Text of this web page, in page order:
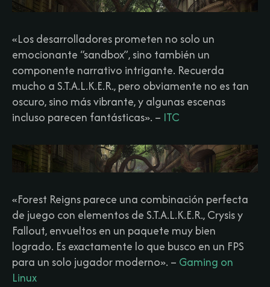
«Los desarrolladores prometen no solo un
emocionante “sandbox”, sino también un
componente narrativo intrigante. Recuerda
mucho a S.T.A.L.K.E.R., pero obviamente no es tan
oscuro, sino más vibrante, y algunas escenas
incluso parecen fantásticas». – ITC
«Forest Reigns parece una combinación perfecta
de juego con elementos de S.T.A.L.K.E.R., Crysis y
Fallout, envueltos en un paquete muy bien
logrado. Es exactamente lo que busco en un FPS
para un solo jugador moderno». – Gaming on
Linux